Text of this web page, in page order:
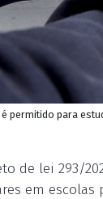
permitido para
de lei 293/
em